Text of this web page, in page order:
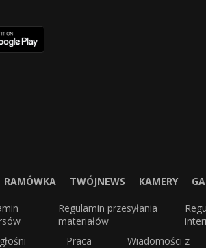
RAMÓWKA TWÓJNEWS KAMERY
Regulamin przesyłania
materiałów
Praca
Wiadomości z